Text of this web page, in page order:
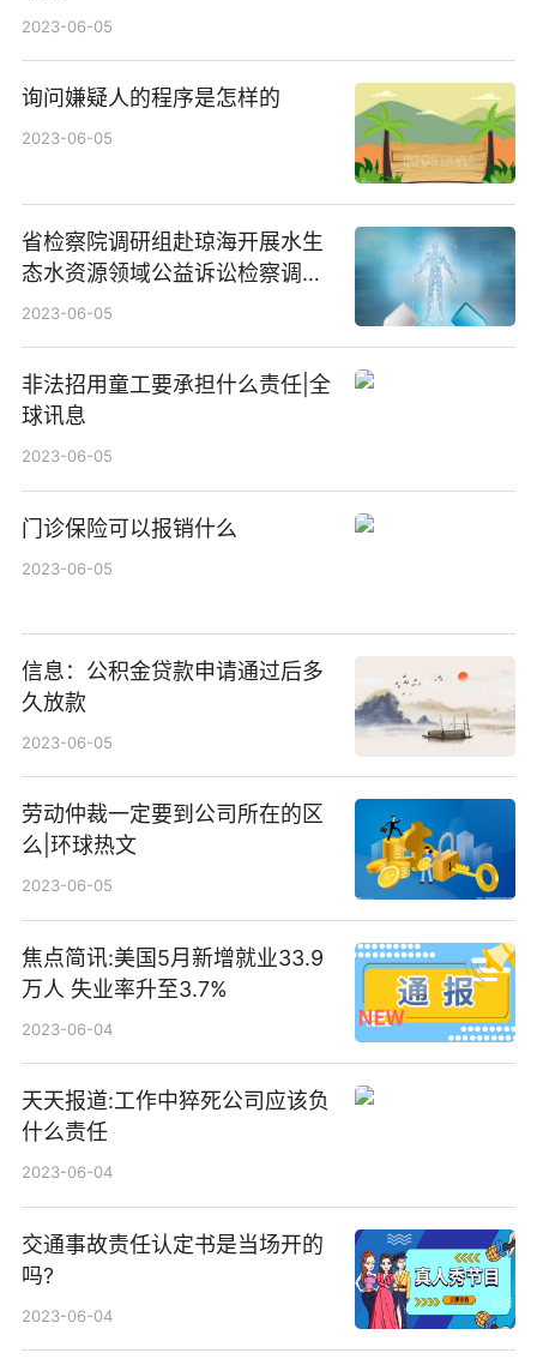
2023-06-05
询问嫌疑人的程序是怎样的
2023-06-05
省检察院调研组赴琼海开展水生
态水资源领域公益诉讼检察调研-
每日讯息
2023-06-05
非法招用童工要承担什么责任|全
球讯息
2023-06-05
门诊保险可以报销什么
2023-06-05
信息：公积金贷款申请通过后多
久放款
2023-06-05
劳动仲裁一定要到公司所在的区
么|环球热文
2023-06-05
焦点简讯:美国5月新增就业33.9
万人 失业率升至3.7%
2023-06-04
天天报道:工作中猝死公司应该负
什么责任
2023-06-04
交通事故责任认定书是当场开的
吗?
2023-06-04